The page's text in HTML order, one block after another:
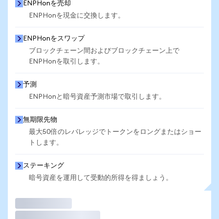
ENPHonを売却
ENPHonを現金に交換します。
ENPHonをスワップ
ブロックチェーン間およびブロックチェーン上で
ENPHonを取引します。
予測
ENPHonと暗号資産予測市場で取引します。
無期限先物
最大50倍のレバレッジでトークンをロングまたはショー
トします。
ステーキング
暗号資産を運用して受動的所得を得ましょう。